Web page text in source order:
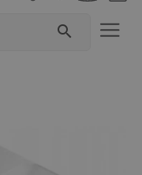
search